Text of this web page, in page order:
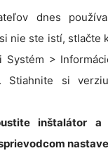
dnes
nie ste istí, stlačte
Systém >
Stiahnite si
inštalátor a